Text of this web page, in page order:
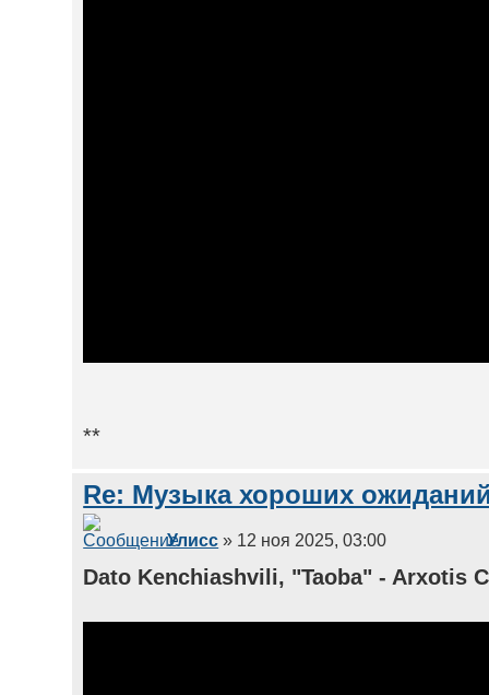
**
Re: Музыка хороших
Улисс » 12 ноя 2025, 03:00
Dato Kenchiashvili, "Taoba" - Arxotis